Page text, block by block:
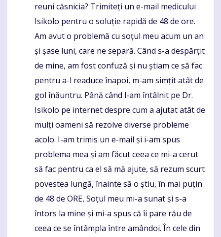
reuni căsnicia? Trimiteți un e-mail medicului
Isikolo pentru o soluție rapidă de 48 de ore.
Am avut o problemă cu soțul meu acum un an
și șase luni, care ne separă. Când s-a despărțit
de mine, am fost confuză și nu știam ce să fac
pentru a-l readuce înapoi, m-am simțit atât de
gol înăuntru. Până când l-am întâlnit pe Dr.
Isikolo pe internet despre cum a ajutat atât de
mulți oameni să rezolve diverse probleme
acolo. I-am trimis un e-mail și i-am spus
problema mea și am făcut ceea ce mi-a cerut
să fac pentru ca el să mă ajute, să rezum scurt
povestea lungă, înainte să o știu, în mai puțin
de 48 de ORE, Soțul meu mi-a sunat și s-a
întors la mine și mi-a spus că îi pare rău de
ceea ce se întâmpla între amândoi. În cele din